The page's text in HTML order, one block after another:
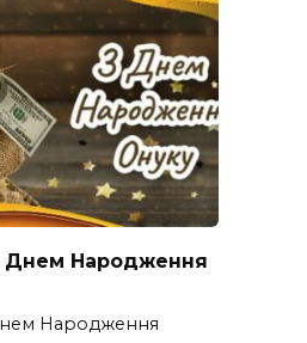
Днем Народження
Народження